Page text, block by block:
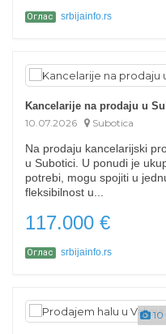
Оглас srbijainfo.rs
Kancelarije na prodaju u
10.07.2026
Subotica
Na prodaju kancelarijski
u Subotici. U ponudi je
potrebi, mogu spojiti u
fleksibilnost u...
117.000 €
Оглас srbijainfo.rs
10